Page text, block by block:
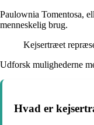
Paulownia Tomentosa,
menneskelig brug.
Kejsertræet
Udforsk mulighederne
Hvad er